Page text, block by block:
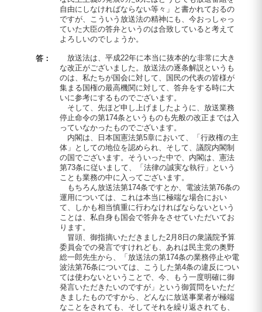
自由にしなければならない等々」と書かれておるの
ですが、こういう放送法の精神にも、今おっしゃっ
ていた大臣の答弁というのは合致していると考えて
よろしいのでしょうか。
答：
放送法は、平成22年に本当に抜本的な非常に大き
な改正がございました。放送法の逐条解説というも
のは、私たちが国会に対して、国民の代表の皆様が
集まる国権の最高機関に対して、答弁をする時に大
いに参考にするものでございます。
そして、先ほど申し上げましたように、放送業務
停止命令の第174条というものも先般の改正までは入
っていなかったものでございます。
内閣は、日本国憲法第5章において、「行政権の主
体」としての地位を認められ、そして、議院内閣制
の国でございます。そういった中で、内閣は、憲法
第73条に従いまして、「法律の誠実な執行」という
ことも業務の中に入ってございます。
もちろん放送法第174条ですとか、電波法第76条の
運用については、これは本当に極端な場合におい
て、しかも相当慎重に行わなければならないという
ことは、私自身も国会で答弁をさせていただいてお
ります。
冒頭、御指摘いただきました2月8日の衆議院予算
委員会での発言ですけれども、あれは民主党の奥野
総一郎先生から、「放送法の第174条の業務停止や電
波法第76条については、こうした第4条の違反につい
ては使わないということで、今、もう一度明確に御
発言いただきたいのですが」という御質問をいただ
きましたものですから、どんなに放送事業者が極端
なことをされても、そしてそれを繰り返されても、